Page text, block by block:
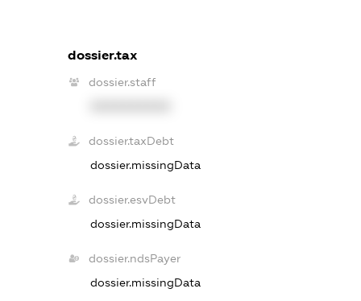
dossier.tax
dossier.staff
dossier.taxDebt
dossier.missingData
dossier.esvDebt
dossier.missingData
dossier.ndsPayer
dossier.missingData